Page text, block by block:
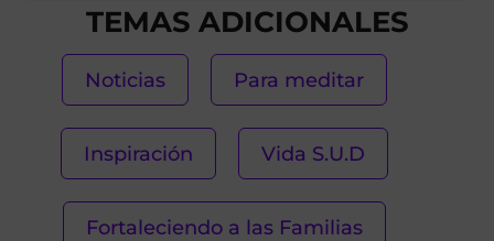
TEMAS ADICIONALES
Noticias Para meditar
Inspiración Vida S.U.D
Fortaleciendo a las Familias